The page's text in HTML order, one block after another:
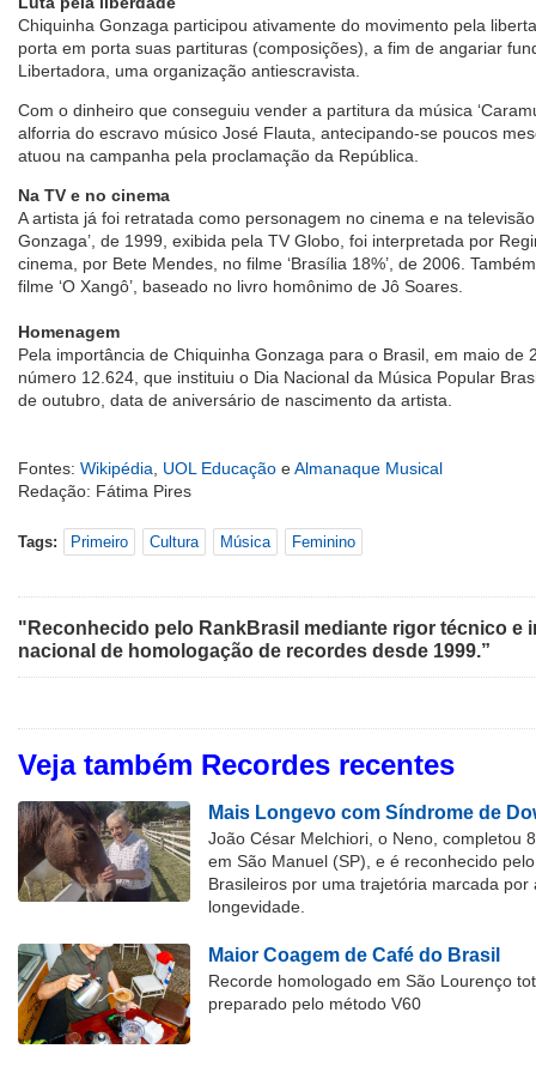
Chiquinha Gonzaga participou ativamente do movimento pela
porta em porta suas partituras (composições), a fim de angariar
Libertadora, uma organização antiescravista.
Com o dinheiro que conseguiu vender a partitura da música
alforria do escravo músico José Flauta, antecipando-se poucos
atuou na campanha pela proclamação da República.
Na TV e no cinema
A artista já foi retratada como personagem no cinema e na
Gonzaga’, de 1999, exibida pela TV Globo, foi interpretada por
cinema, por Bete Mendes, no filme ‘Brasília 18%’, de 2006.
filme ‘O Xangô’, baseado no livro homônimo de Jô Soares.
Homenagem
Pela importância de Chiquinha Gonzaga para o Brasil, em maio de
número 12.624, que instituiu o Dia Nacional da Música Popular
de outubro, data de aniversário de nascimento da artista.
Fontes: Wikipédia UOL Educação eAlmanaque Musical
Redação: Fátima Pires
Tags: Primeiro Cultura Música Feminino
"Reconhecido pelo RankBrasil mediante rigor técnico e
nacional de homologação de recordes desde 1999.”
Veja também Recordes recentes
Mais Longevo com Síndrome de
João César Melchiori, o Neno, completou
em São Manuel (SP), e é reconhecido
Brasileiros por uma trajetória marcada por
longevidade.
Maior Coagem de Café do Brasil
Recorde homologado em São Lourenço
preparado pelo método V60